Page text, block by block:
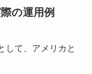
の運用例
して、アメリカと